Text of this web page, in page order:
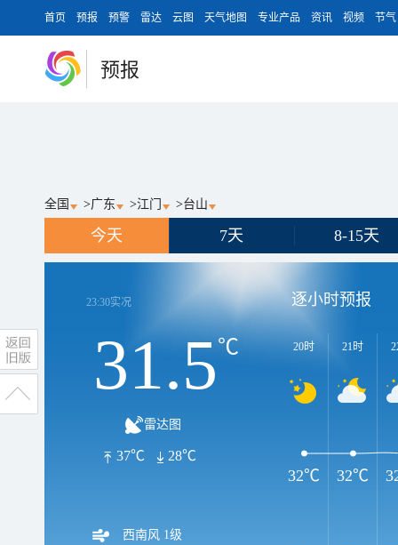
首页 预报 预警 雷达 云图 天气地图 专业产品 资讯 视频 节气
预报
全国 >广东 >江门 >台山
今天 7天 8-15天
23:30实况
31.5℃
雷达图
37℃ 28℃
西南风 1级
逐小时预报
20时 21时
32℃ 32℃